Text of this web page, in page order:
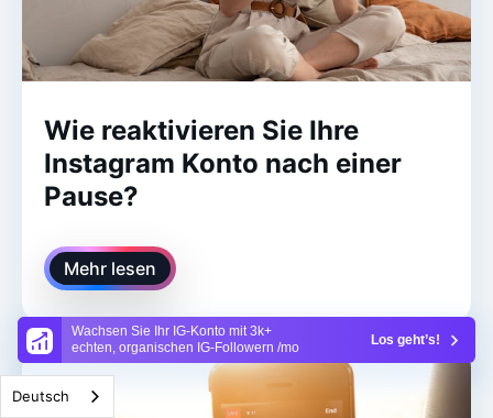
Wachsen Sie Ihr IG-Konto mit 3k+
echten, organischen IG-Followern /mo
Los geht’s!
Wie reaktivieren Sie Ihre
Instagram Konto nach einer
Pause?
Mehr lesen
Deutsch